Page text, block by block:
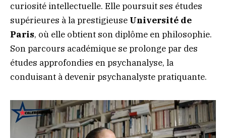
curiosité intellectuelle. Elle poursuit ses études
supérieures à la prestigieuse Université de
Paris, où elle obtient son diplôme en philosophie.
Son parcours académique se prolonge par des
études approfondies en psychanalyse, la
conduisant à devenir psychanalyste pratiquante.